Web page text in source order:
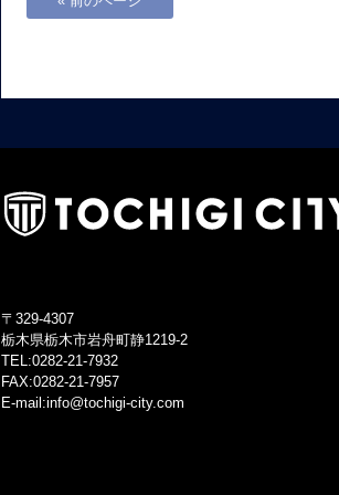
〒329-4307
栃木県栃木市岩舟町静1219-2
TEL:0282-21-7932
FAX:0282-21-7957
E-mail:info@tochigi-city.com